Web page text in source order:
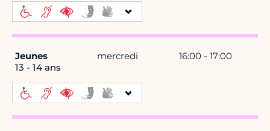
Jeunes
13 - 14 ans
mercredi 16:00 - 17:00